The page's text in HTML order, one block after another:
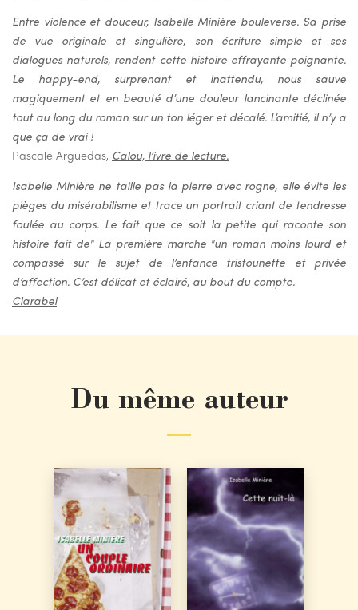
Entre violence et douceur, Isabelle Minière bouleverse. Sa prise
de vue originale et singulière, son écriture simple et ses
dialogues naturels, rendent cette histoire effrayante poignante.
Le happy-end, surprenant et inattendu, nous sauve
magiquement et en beauté d’une douleur lancinante déclinée
tout au long du roman sur un ton léger et décalé. L’amitié, il n’y a
que ça de vrai !
Pascale Arguedas, Calou, l’ivre de lecture.
Isabelle Minière ne taille pas la pierre avec rogne, elle évite les
pièges du misérabilisme et trace un portrait criant de tendresse
foulée au corps. Le fait que ce soit la petite qui raconte son
histoire fait de" La première marche"un roman moins lourd et
compassé sur le sujet de l’enfance tristounette et privée
d’affection. C’est délicat et éclairé, au bout du compte.
Clarabel
Du même auteur